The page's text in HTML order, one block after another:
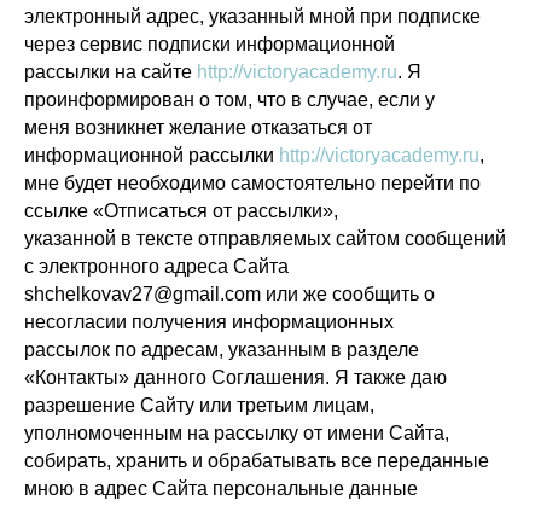
электронный адрес, указанный мной при подписке
через сервис подписки информационной
рассылки на сайте http://victoryacademy.ru. Я
проинформирован о том, что в случае, если у
меня возникнет желание отказаться от
информационной рассылки http://victoryacademy.ru,
мне будет необходимо самостоятельно перейти по
ссылке «Отписаться от рассылки»,
указанной в тексте отправляемых сайтом сообщений
с электронного адреса Сайта
shchelkovav27@gmail.com или же сообщить о
несогласии получения информационных
рассылок по адресам, указанным в разделе
«Контакты» данного Соглашения. Я также даю
разрешение Сайту или третьим лицам,
уполномоченным на рассылку от имени Сайта,
собирать, хранить и обрабатывать все переданные
мною в адрес Сайта персональные данные